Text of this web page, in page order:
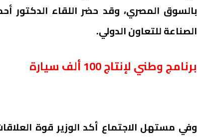
بالسوق المصري، وقد حضر اللقاء الدكتور
الصناعة للتعاون الدولي.
برنامج وطني لإنتاج 100 ألف سيارة
وفي مستهل الاجتماع أكد الوزير قوة